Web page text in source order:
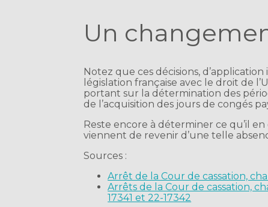
Un
Notez que ces décisions,
législation française avec le droit de
portant sur la détermination des
de l’acquisition des jours de congés
Reste encore à déterminer ce qu’il
viennent de revenir d’une telle
Sources :
Arrêt de la Cour de cassation,
Arrêts de la Cour de cassation,
17341 et 22-17342